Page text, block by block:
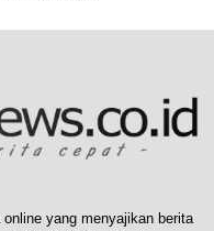
yang menyajikan berita